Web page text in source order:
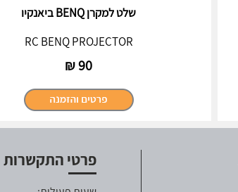
שלט למקרן BENQ ביאנקיו
RC BENQ PROJECTOR
90
₪
פרטי התקשרות